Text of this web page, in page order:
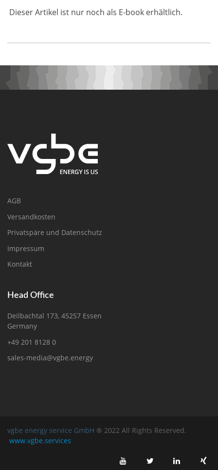
Dieser Artikel ist nur noch als E-book erhältlich.
AGB
Versandkosten
Privatspäre und Datenschutz
Impressum
Kontakt
Head Office
Deilbachtal 173, 45257 Essen
Germany
+49 201 8128 0
sales-media@vgbe.energy
vgbe energy service GmbH ® 2022 All Rights Reserved.
www.vgbe.services